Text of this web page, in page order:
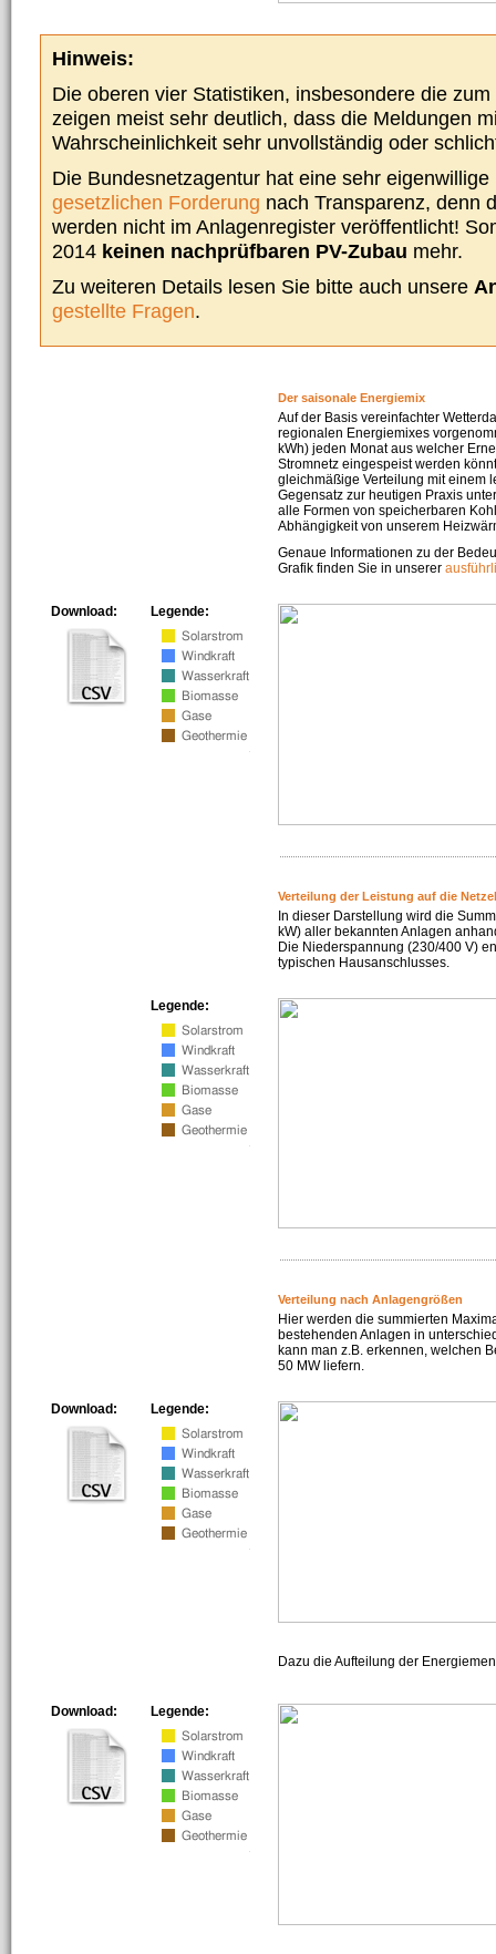
Hinweis:
Die oberen vier Statistiken, insbesondere die
zeigen meist sehr deutlich, dass die Meldungen
Wahrscheinlichkeit sehr unvollständig oder
Die Bundesnetzagentur hat eine sehr
gesetzlichen Forderung nach Transparenz, denn
werden nicht im Anlagenregister veröffentlicht!
2014 keinen nachprüfbaren PV-Zubau mehr.
Zu weiteren Details lesen Sie bitte auch unsere
gestellte Fragen.
Der saisonale Energiemix
Auf der Basis vereinfachter
regionalen Energiemixes
kWh) jeden Monat aus welcher
Stromnetz eingespeist werden
gleichmäßige Verteilung mit einem
Gegensatz zur heutigen Praxis
alle Formen von speicherbaren
Abhängigkeit von unserem
Genaue Informationen zu der
Grafik finden Sie in unserer
Legende:
Download:
Verteilung der Leistung auf die
In dieser Darstellung wird die
kW) aller bekannten Anlagen
Die Niederspannung (230/400 V)
typischen Hausanschlusses.
Legende:
Verteilung nach Anlagengrößen
Hier werden die summierten
bestehenden Anlagen in
kann man z.B. erkennen, welchen
50 MW liefern.
Legende:
Download:
Dazu die Aufteilung der
Legende:
Download: